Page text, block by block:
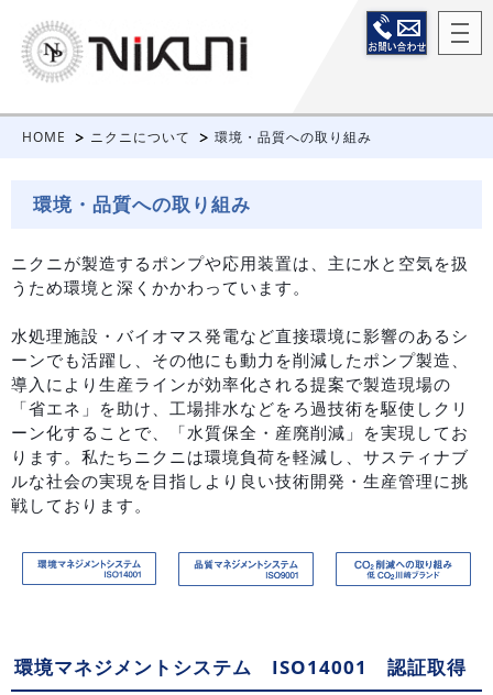
HOME ニクニについて 環境・品質への取り組み
環境・品質への取り組み
ニクニが製造するポンプや応用装置は、主に水と空気を扱
うため環境と深くかかわっています。
水処理施設・バイオマス発電など直接環境に影響のあるシ
ーンでも活躍し、その他にも動力を削減したポンプ製造、
導入により生産ラインが効率化される提案で製造現場の
「省エネ」を助け、工場排水などをろ過技術を駆使しクリ
ーン化することで、「水質保全・産廃削減」を実現してお
ります。私たちニクニは環境負荷を軽減し、サスティナブ
ルな社会の実現を目指しより良い技術開発・生産管理に挑
戦しております。
環境マネジメントシステム ISO14001 認証取得